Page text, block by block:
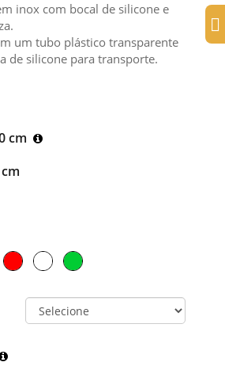
inox com bocal de silicone e
um tubo plástico transparente
de silicone para transporte.
cm